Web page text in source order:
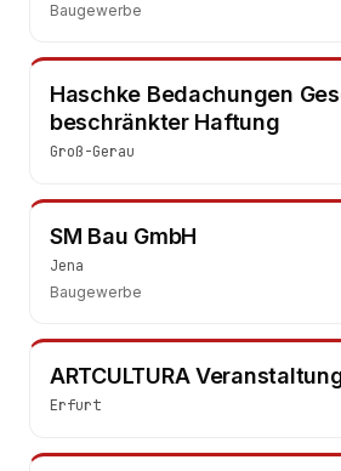
Baugewerbe
Haschke Bedachungen
beschränkter Haftung
Groß-Gerau
SM Bau GmbH
Jena
Baugewerbe
ARTCULTURA
Erfurt